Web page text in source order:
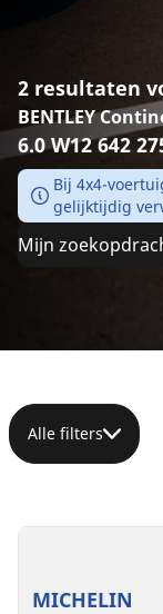
2 resultaten
BENTLEY
6.0 W12 642
Bij 4x4-
gelijktijdig
Mijn
Alle filters
MICHELIN